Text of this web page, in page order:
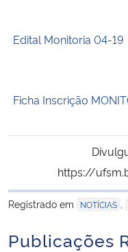
Edital Monitoria 04-19
Ficha Inscrição
https://
Registrado em
NOTÍCIAS
Publicações